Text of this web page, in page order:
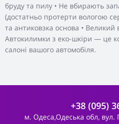
бруду та пилу • Не вбирають
(достатньо протерти вологою
та антиковзка основа • Великий
Автокилимки з еко-шкіри — це
салоні вашого автомобіля.
+38 (095)
м. Одеса,Одеська обл, вул.